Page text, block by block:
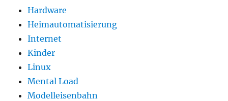
Hardware
Heimautomatisierung
Internet
Kinder
Linux
Mental Load
Modelleisenbahn